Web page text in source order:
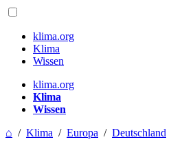
klima.org
Klima
Wissen
klima.org
Klima
Wissen
⌂ / Klima / Europa / Deutschland